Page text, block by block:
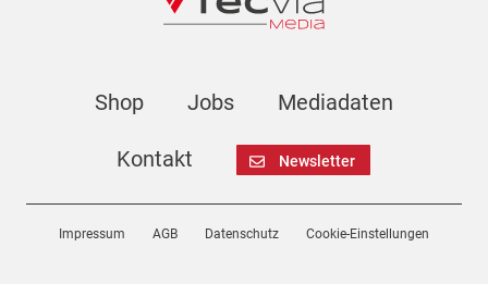
Shop Jobs Mediadaten
Kontakt Newsletter
Impressum AGB Datenschutz Cookie-Einstellungen